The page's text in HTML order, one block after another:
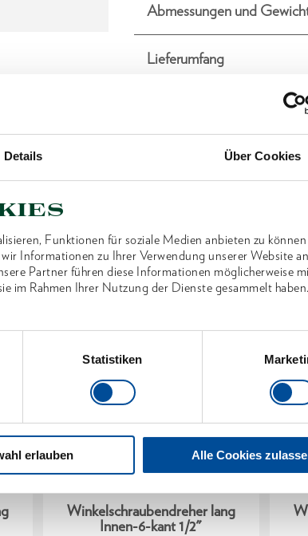
Details Über Cookies
Funktionen für soziale Medien anbieten zu
Informationen zu Ihrer Verwendung unserer Website
Partner führen diese Informationen möglicherweise
im Rahmen Ihrer Nutzung der Dienste gesammelt
Statistiken
erlauben Alle Cookies
Abmessungen und
Lieferumfang
Technische Eigenschaften
Winkelschraubendreher lang
Innen-6-kant 1/2"